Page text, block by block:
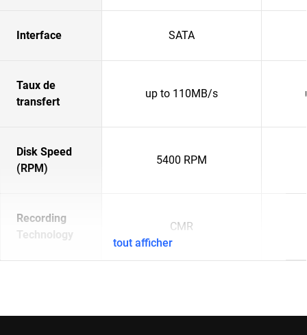
Interface SATA
Taux de
transfert
up to 110MB/s
Disk Speed
(RPM)
5400 RPM
Recording
Technology
CMR
tout afficher